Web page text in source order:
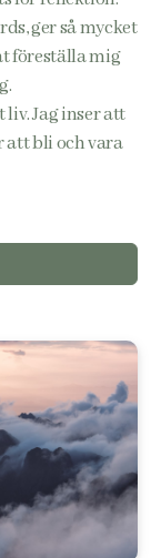
ger så mycket
föreställa mig
Jag inser att
att bli och vara